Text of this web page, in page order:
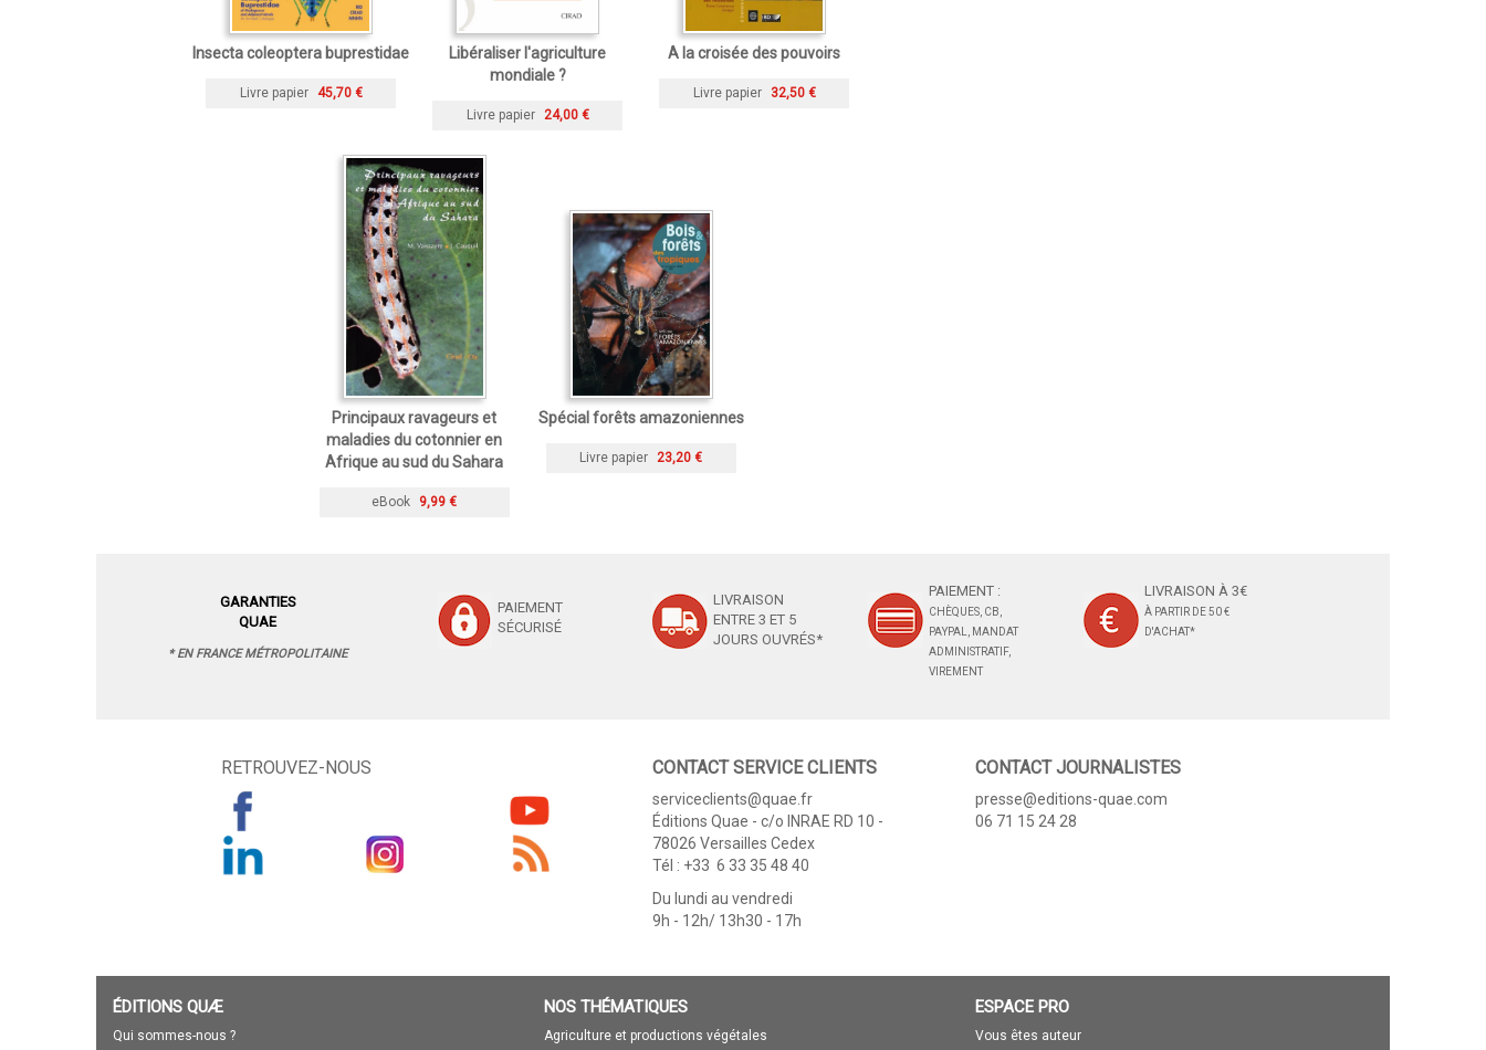
Insecta coleoptera buprestidae
Livre papier 45,70 €
Libéraliser l'agriculture
mondiale ?
Livre papier 24,00 €
A la croisée des pouvoirs
Livre papier 32,50 €
Principaux ravageurs et
maladies du cotonnier en
Afrique au sud du Sahara
eBook 9,99 €
Spécial forêts amazoniennes
Livre papier 23,20 €
GARANTIES
QUAE
* EN FRANCE MÉTROPOLITAINE
PAIEMENT
SÉCURISÉ
LIVRAISON
ENTRE 3 ET 5
JOURS OUVRÉS*
PAIEMENT :
CHÈQUES, CB,
PAYPAL, MANDAT
ADMINISTRATIF,
VIREMENT
LIVRAISON À 3€
À PARTIR DE 50 €
D'ACHAT*
RETROUVEZ-NOUS CONTACT SERVICE CLIENTS
serviceclients@quae.fr
Éditions Quae - c/o INRAE RD 10 -
78026 Versailles Cedex
Tél : +33 6 33 35 48 40
Du lundi au vendredi
9h - 12h/ 13h30 - 17h
CONTACT JOURNALISTES
presse@editions-quae.com
06 71 15 24 28
ÉDITIONS QUÆ
Qui sommes-nous ?
NOS THÉMATIQUES
Agriculture et productions végétales
ESPACE PRO
Vous êtes auteur